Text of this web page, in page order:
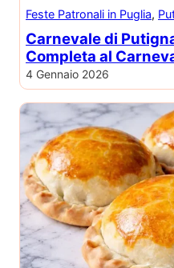
Feste Patronali in Puglia,
Carnevale di
Completa al
d’Europa
4 Gennaio 2026